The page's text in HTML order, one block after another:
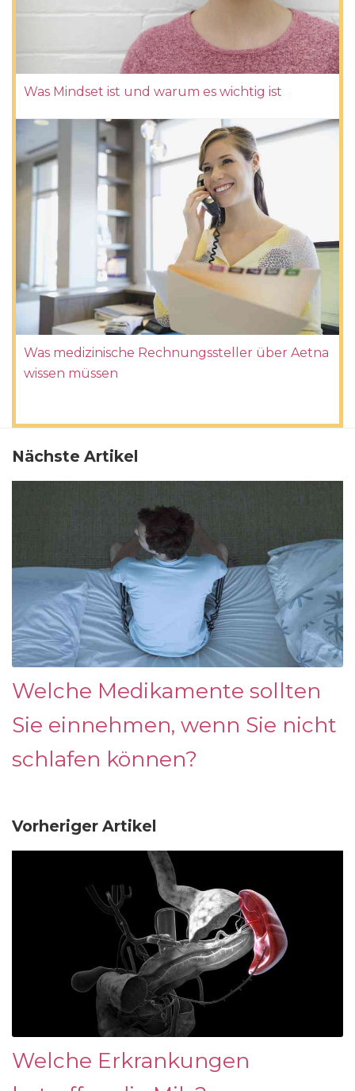
Was Mindset ist und warum es wichtig ist
Was medizinische Rechnungssteller über Aetna
wissen müssen
Nächste Artikel
Welche Medikamente sollten
Sie einnehmen, wenn Sie nicht
schlafen können?
Vorheriger Artikel
Welche Erkrankungen